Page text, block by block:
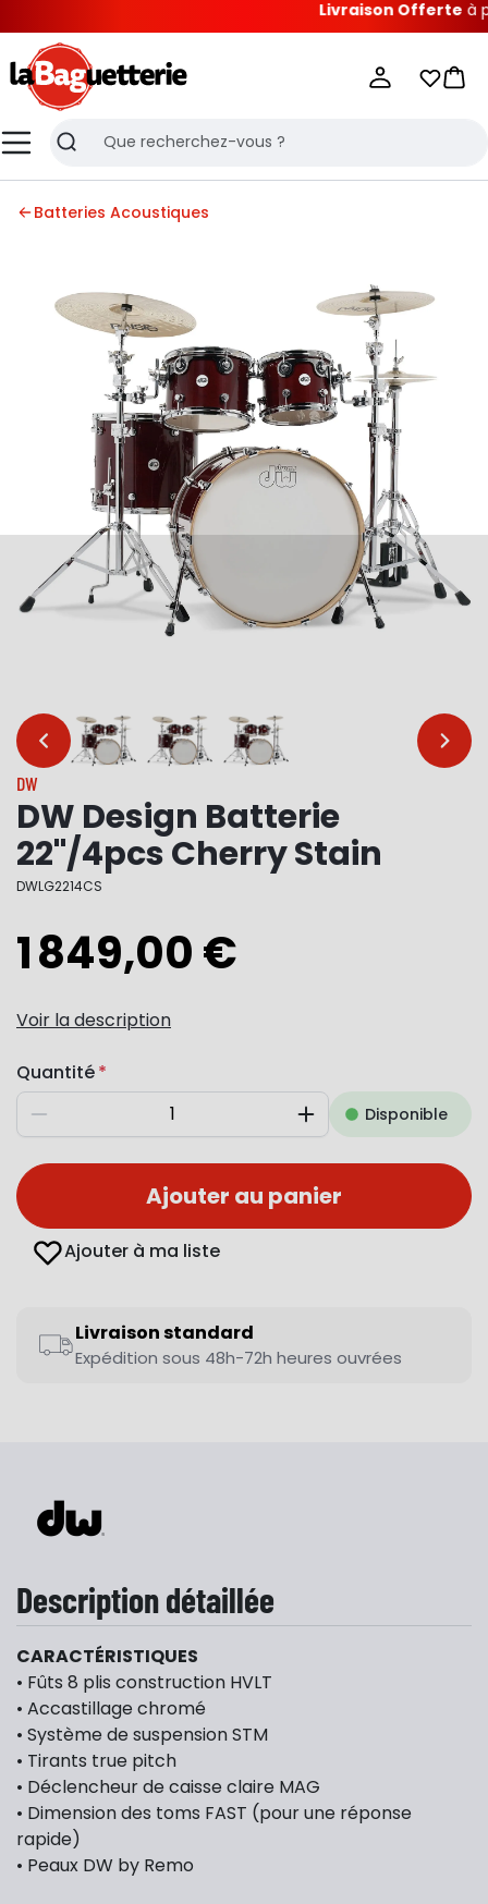
Livraison Offerteà
MenuRecherche
Mes
Batteries Acoustiques
… …
DW
DW Design Batterie
22"/4pcs Cherry Stain
DWLG2214CS
1 849,00 €
Voir la description
Quantité
Diminuer AugmenterDisponible
Ajouter au panier
Ajouter à ma liste
Livraison standard
Expédition sous 48h-72h heures ouvrées
Description détaillée
CARACTÉRISTIQUES
• Fûts 8 plis construction HVLT
• Accastillage chromé
• Système de suspension STM
• Tirants true pitch
• Déclencheur de caisse claire MAG
• Dimension des toms FAST (pour une réponse
rapide)
• Peaux DW by Remo